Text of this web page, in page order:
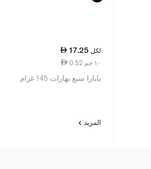
17.25 لكل
0.52 ١٠ جم
بايارا سبع بهارات 145 غرام
المزيد